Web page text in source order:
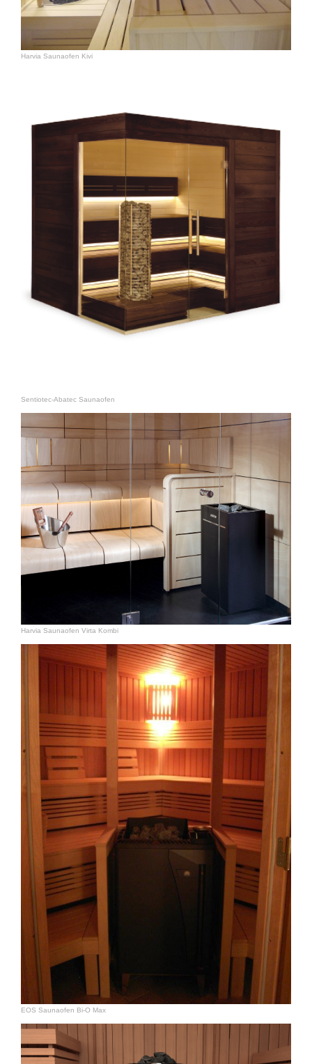
Harvia Saunaofen Kivi
Sentiotec-Abatec Saunaofen
Harvia Saunaofen Virta Kombi
EOS Saunaofen Bi-O Max